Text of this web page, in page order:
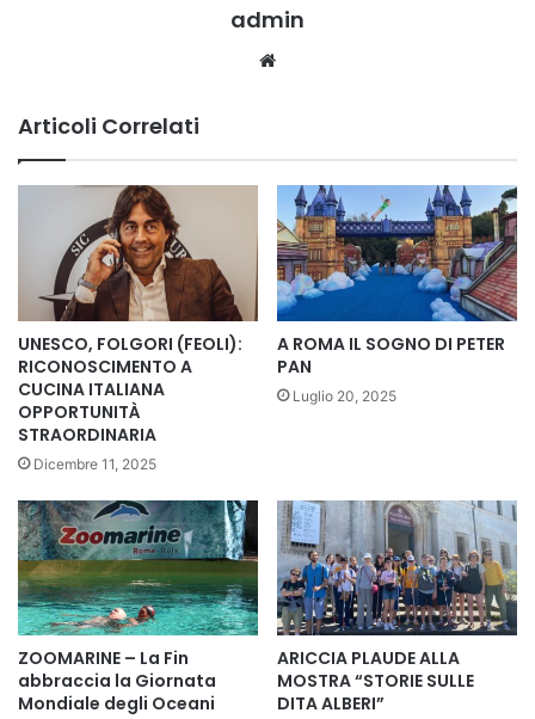
admin
Articoli Correlati
UNESCO, FOLGORI (FEOLI):
RICONOSCIMENTO A
CUCINA ITALIANA
OPPORTUNITÀ
STRAORDINARIA
Dicembre 11, 2025
A ROMA IL SOGNO DI PETER
PAN
Luglio 20, 2025
ZOOMARINE – La Fin
abbraccia la Giornata
Mondiale degli Oceani
ARICCIA PLAUDE ALLA
MOSTRA “STORIE SULLE
DITA ALBERI”